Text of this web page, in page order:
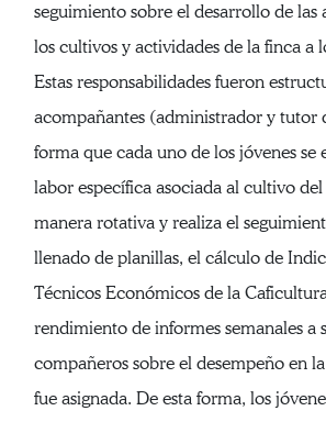
seguimiento sobre el desarrollo de las
los cultivos y actividades de la finca a
Estas responsabilidades fueron
acompañantes (administrador y tutor
forma que cada uno de los jóvenes se
labor específica asociada al cultivo del
manera rotativa y realiza el
llenado de planillas, el cálculo de
Técnicos Económicos de la
rendimiento de informes semanales a
compañeros sobre el desempeño en
fue asignada. De esta forma, los